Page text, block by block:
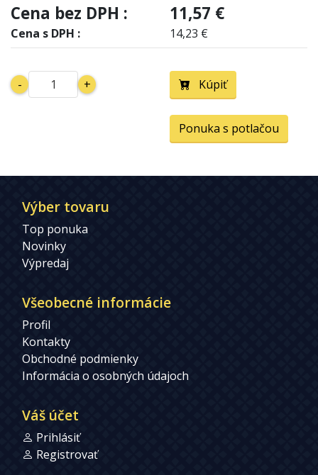
Cena bez DPH : 11,57 €
Cena s DPH : 14,23 €
- + Kúpiť
Ponuka s potlačou
Výber tovaru
Top ponuka
Novinky
Výpredaj
Všeobecné informácie
Profil
Kontakty
Obchodné podmienky
Informácia o osobných údajoch
Váš účet
Prihlásiť
Registrovať